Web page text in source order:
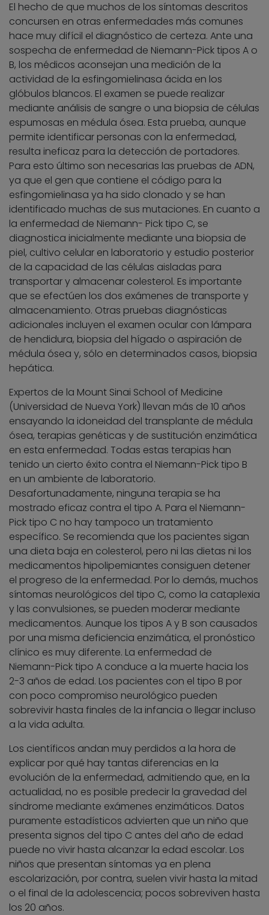
El hecho de que muchos de los síntomas descritos
concursen en otras enfermedades más comunes
hace muy difícil el diagnóstico de certeza. Ante una
sospecha de enfermedad de Niemann-Pick tipos A o
B, los médicos aconsejan una medición de la
actividad de la esfingomielinasa ácida en los
glóbulos blancos. El examen se puede realizar
mediante análisis de sangre o una biopsia de células
espumosas en médula ósea. Esta prueba, aunque
permite identificar personas con la enfermedad,
resulta ineficaz para la detección de portadores.
Para esto último son necesarias las pruebas de ADN,
ya que el gen que contiene el código para la
esfingomielinasa ya ha sido clonado y se han
identificado muchas de sus mutaciones. En cuanto a
la enfermedad de Niemann- Pick tipo C, se
diagnostica inicialmente mediante una biopsia de
piel, cultivo celular en laboratorio y estudio posterior
de la capacidad de las células aisladas para
transportar y almacenar colesterol. Es importante
que se efectúen los dos exámenes de transporte y
almacenamiento. Otras pruebas diagnósticas
adicionales incluyen el examen ocular con lámpara
de hendidura, biopsia del hígado o aspiración de
médula ósea y, sólo en determinados casos, biopsia
hepática.
Expertos de la Mount Sinai School of Medicine
(Universidad de Nueva York) llevan más de 10 años
ensayando la idoneidad del transplante de médula
ósea, terapias genéticas y de sustitución enzimática
en esta enfermedad. Todas estas terapias han
tenido un cierto éxito contra el Niemann-Pick tipo B
en un ambiente de laboratorio.
Desafortunadamente, ninguna terapia se ha
mostrado eficaz contra el tipo A. Para el Niemann-
Pick tipo C no hay tampoco un tratamiento
específico. Se recomienda que los pacientes sigan
una dieta baja en colesterol, pero ni las dietas ni los
medicamentos hipolipemiantes consiguen detener
el progreso de la enfermedad. Por lo demás, muchos
síntomas neurológicos del tipo C, como la cataplexia
y las convulsiones, se pueden moderar mediante
medicamentos. Aunque los tipos A y B son causados
por una misma deficiencia enzimática, el pronóstico
clínico es muy diferente. La enfermedad de
Niemann-Pick tipo A conduce a la muerte hacia los
2-3 años de edad. Los pacientes con el tipo B por
con poco compromiso neurológico pueden
sobrevivir hasta finales de la infancia o llegar incluso
a la vida adulta.
Los científicos andan muy perdidos a la hora de
explicar por qué hay tantas diferencias en la
evolución de la enfermedad, admitiendo que, en la
actualidad, no es posible predecir la gravedad del
síndrome mediante exámenes enzimáticos. Datos
puramente estadísticos advierten que un niño que
presenta signos del tipo C antes del año de edad
puede no vivir hasta alcanzar la edad escolar. Los
niños que presentan síntomas ya en plena
escolarización, por contra, suelen vivir hasta la mitad
o el final de la adolescencia; pocos sobreviven hasta
los 20 años.